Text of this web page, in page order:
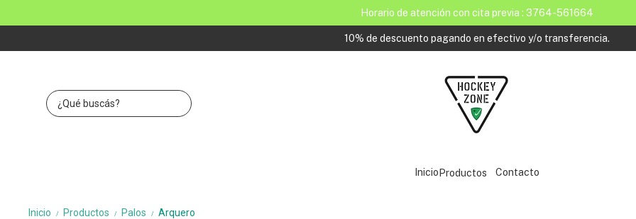
Horario de atención con cita previa : 3764-561664
10% de descuento pagando en efectivo y/o transferencia.
Inicio Productos Contacto
Inicio / Productos / Palos / Arquero